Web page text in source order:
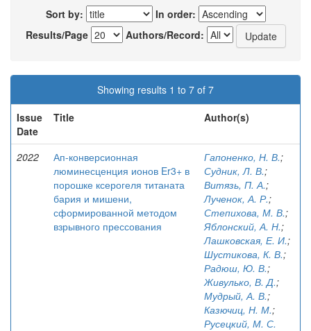
Sort by:
In order:
Results/Page
Authors/Record:
Showing results 1 to 7 of 7
Issue
Date
Title Author(s)
2022
Ап-конверсионная
люминесценция ионов Er3+ в
порошке ксерогеля титаната
бария и мишени,
сформированной методом
взрывного прессования
Гапоненко, Н. В.;
Судник, Л. В.;
Витязь, П. А.;
Лученок, А. Р.;
Степихова, М. В.;
Яблонский, А. Н.;
Лашковская, Е. И.;
Шустикова, К. В.;
Радюш, Ю. В.;
Живулько, В. Д.;
Мудрый, А. В.;
Казючиц, Н. М.;
Русецкий, М. С.